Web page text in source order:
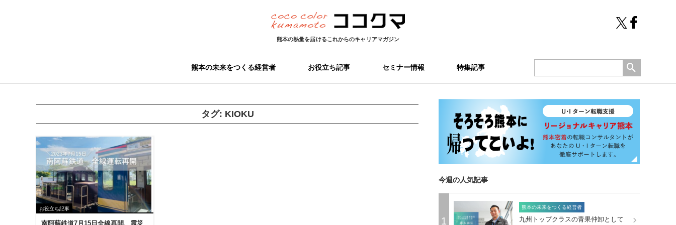
熊本の熱量を届けるこれからのキャリアマガジン
熊本の未来をつくる経営者 お役立ち記事 セミナー情報 特集記事
タグ: KIOKU
お役立ち記事
南阿蘇鉄道7月15日全線再開、震災
今週の人気記事
1
熊本の未来をつくる経営者
九州トップクラスの青果仲卸として